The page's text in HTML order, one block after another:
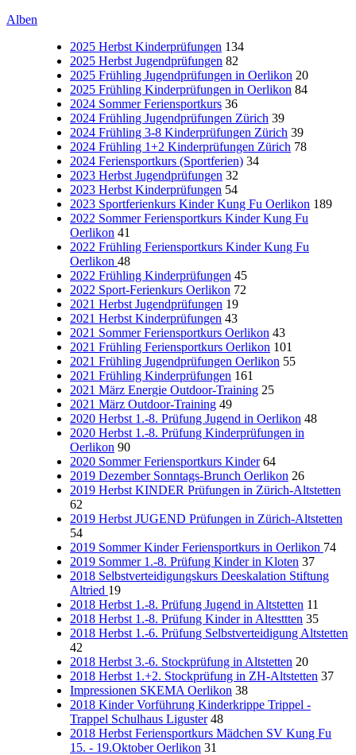
Alben
2025 Herbst Kinderprüfungen 134
2025 Herbst Jugendprüfungen 82
2025 Frühling Jugendprüfungen in Oerlikon 20
2025 Frühling Kinderprüfungen in Oerlikon 84
2024 Sommer Feriensportkurs 36
2024 Frühling Jugendprüfungen Zürich 39
2024 Frühling 3-8 Kinderprüfungen Zürich 39
2024 Frühling 1+2 Kinderprüfungen Zürich 78
2024 Feriensportkurs (Sportferien) 34
2023 Herbst Jugendprüfungen 32
2023 Herbst Kinderprüfungen 54
2023 Sportferienkurs Kinder Kung Fu Oerlikon 189
2022 Sommer Feriensportkurs Kinder Kung Fu
Oerlikon 41
2022 Frühling Feriensportkurs Kinder Kung Fu
Oerlikon 48
2022 Frühling Kinderprüfungen 45
2022 Sport-Ferienkurs Oerlikon 72
2021 Herbst Jugendprüfungen 19
2021 Herbst Kinderprüfungen 43
2021 Sommer Feriensportkurs Oerlikon 43
2021 Frühling Feriensportkurs Oerlikon 101
2021 Frühling Jugendprüfungen Oerlikon 55
2021 Frühling Kinderprüfungen 161
2021 März Energie Outdoor-Training 25
2021 März Outdoor-Training 49
2020 Herbst 1.-8. Prüfung Jugend in Oerlikon 48
2020 Herbst 1.-8. Prüfung Kinderprüfungen in
Oerlikon 90
2020 Sommer Feriensportkurs Kinder 64
2019 Dezember Sonntags-Brunch Oerlikon 26
2019 Herbst KINDER Prüfungen in Zürich-Altstetten
62
2019 Herbst JUGEND Prüfungen in Zürich-Altstetten
54
2019 Sommer Kinder Feriensportkurs in Oerlikon 74
2019 Sommer 1.-8. Prüfung Kinder in Kloten 37
2018 Selbstverteidigungskurs Deeskalation Stiftung
Altried 19
2018 Herbst 1.-8. Prüfung Jugend in Altstetten 11
2018 Herbst 1.-8. Prüfung Kinder in Altesttten 35
2018 Herbst 1.-6. Prüfung Selbstverteidigung Altstetten
42
2018 Herbst 3.-6. Stockprüfung in Altstetten 20
2018 Herbst 1.+2. Stockprüfung in ZH-Altstetten 37
Impressionen SKEMA Oerlikon 38
2018 Kinder Vorführung Kinderkrippe Trippel -
Trappel Schulhaus Liguster 48
2018 Herbst Feriensportkurs Mädchen SV Kung Fu
15. - 19.Oktober Oerlikon 31